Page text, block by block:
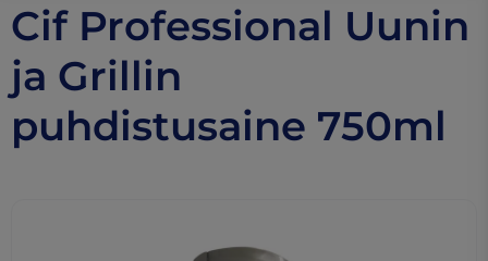
Cif Professional Uunin
ja Grillin
puhdistusaine 750ml